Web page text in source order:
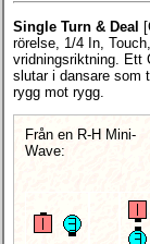
Single Turn & Deal
rörelse, 1/4 In,
vridningsriktning. Ett
slutar i dansare som
rygg mot rygg.
Från en R-H Mini-
Wave: